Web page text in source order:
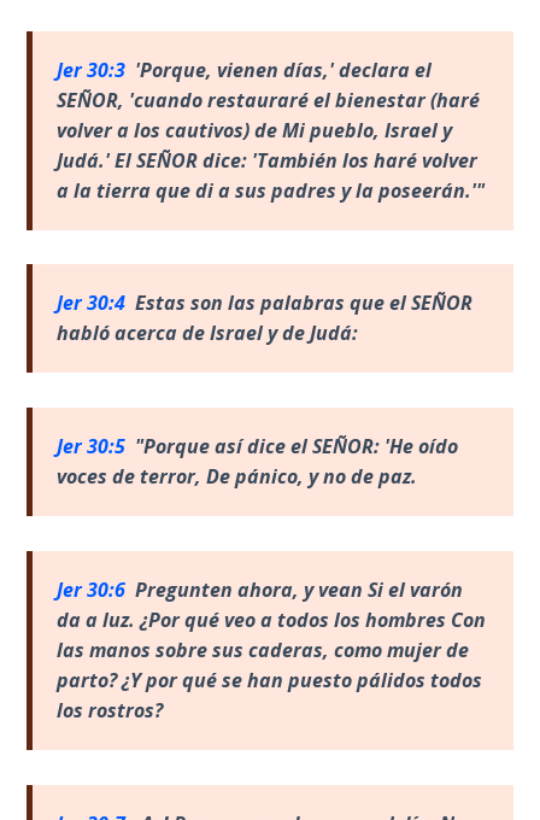
Modern
Abortion
Through
Timeless
Mountains
Money:
The
Silver-
Standard
My
Father's
Power
of the
Flame
Deuteronomy:
The Second
1
Jer 30:3 'Porque, vienen días,' declara el
SEÑOR, 'cuando restauraré el bienestar (haré
volver a los cautivos) de Mi pueblo, Israel y
Judá.' El SEÑOR dice: 'También los haré volver
a la tierra que di a sus padres y la poseerán.'"
Jer 30:4 Estas son las palabras que el SEÑOR
habló acerca de Israel y de Judá:
Jer 30:5 "Porque así dice el SEÑOR: 'He oído
voces de terror, De pánico, y no de paz.
Jer 30:6 Pregunten ahora, y vean Si el varón
da a luz. ¿Por qué veo a todos los hombres Con
las manos sobre sus caderas, como mujer de
parto?¿Y por qué se han puesto pálidos todos
los rostros?